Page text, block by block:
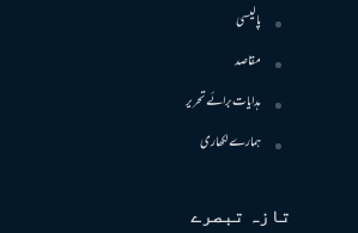
پالیسی
مقاصد
ہدایات برائے تحریر
ہمارے لکھاری
تازہ تبصرے